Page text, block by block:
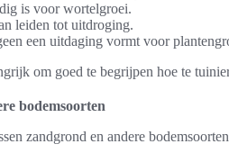
is voor wortelgroei.
leiden tot uitdroging.
een uitdaging vormt voor
om goed te begrijpen hoe te
bodemsoorten
zandgrond en andere